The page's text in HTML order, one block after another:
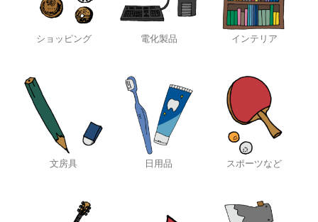
ショッピング 電化製品 インテリア
文房具 日用品 スポーツなど